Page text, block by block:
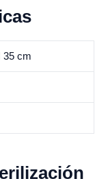
35 cm